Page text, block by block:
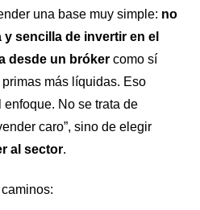
una base muy simple: no
sencilla de invertir en el
desde un bróker como sí
más líquidas. Eso
No se trata de
caro”, sino de elegir
al sector.